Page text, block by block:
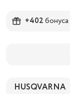
+402бонуса
HUSQVARNA